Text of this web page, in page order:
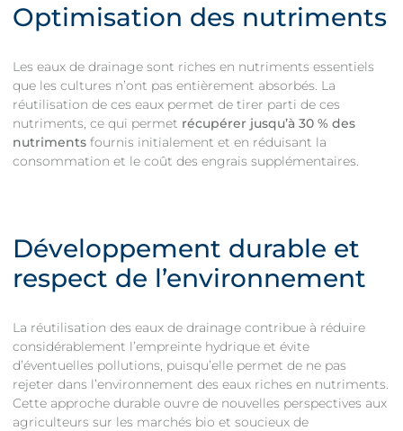
Optimisation des nutriments
Les eaux de drainage sont riches en nutriments essentiels
que les cultures n’ont pas entièrement absorbés. La
réutilisation de ces eaux permet de tirer parti de ces
nutriments, ce qui permet récupérer jusqu’à 30 % des
nutriments fournis initialement et en réduisant la
consommation et le coût des engrais supplémentaires.
Développement durable et
respect de l’environnement
La réutilisation des eaux de drainage contribue à réduire
considérablement l’empreinte hydrique et évite
d’éventuelles pollutions, puisqu’elle permet de ne pas
rejeter dans l’environnement des eaux riches en nutriments.
Cette approche durable ouvre de nouvelles perspectives aux
agriculteurs sur les marchés bio et soucieux de